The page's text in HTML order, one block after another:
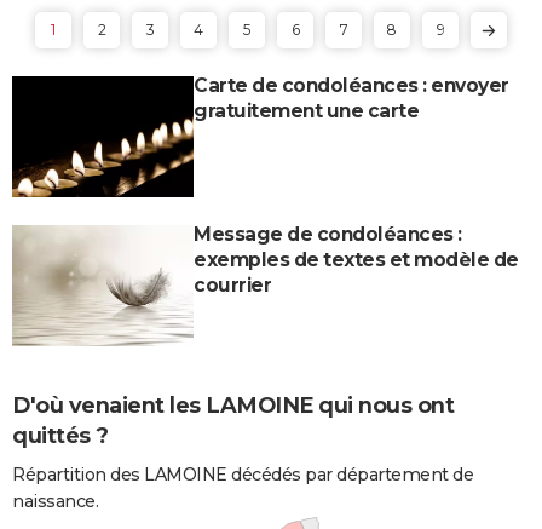
1 2 3 4 5 6 7 8 9
Carte de condoléances : envoyer
gratuitement une carte
Message de condoléances :
exemples de textes et modèle de
courrier
D'où venaient les LAMOINE qui nous ont
quittés ?
Répartition des LAMOINE décédés par département de
naissance.